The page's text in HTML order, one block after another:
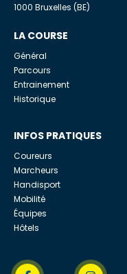
1000 Bruxelles (BE)
LA COURSE
Général
Parcours
Entrainement
Historique
INFOS PRATIQUES
Coureurs
Marcheurs
Handisport
Mobilité
Équipes
Hôtels